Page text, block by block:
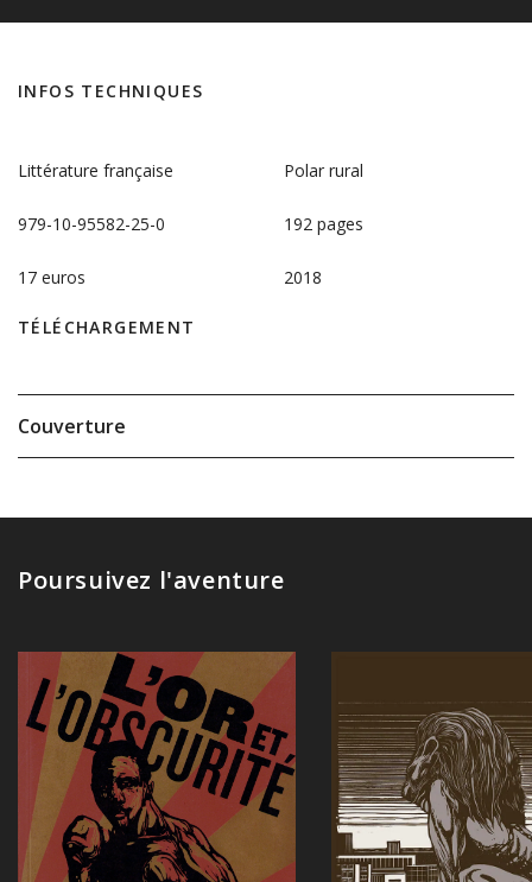
INFOS TECHNIQUES
Littérature française Polar rural
979-10-95582-25-0 192 pages
17 euros 2018
TÉLÉCHARGEMENT
Couverture
Poursuivez l'aventure